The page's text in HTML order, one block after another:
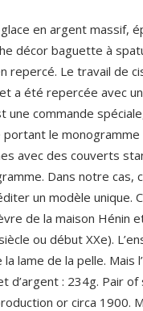
en argent massif,
décor baguette à
repercé. Le travail de
a été repercée avec
une commande
le monogramme
avec des couverts
Dans notre cas,
un modèle unique.
de la maison Hénin
ou début XXe).
lame de la pelle. Mais
d’argent : 234g. Pair
or circa 1900.